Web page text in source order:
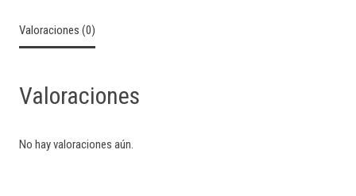
Valoraciones (0)
Valoraciones
No hay valoraciones aún.